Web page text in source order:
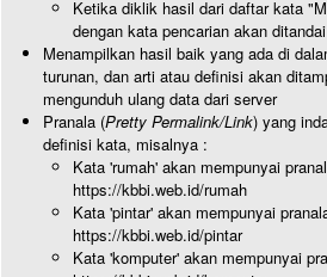
Ketika diklik hasil dari daftar kata
dengan kata pencarian akan
Menampilkan hasil baik yang ada di
turunan, dan arti atau definisi akan
mengunduh ulang data dari server
Pranala (Pretty Permalink/Link) yang
definisi kata, misalnya :
Kata 'rumah' akan mempunyai
https://kbbi.web.id/rumah
Kata 'pintar' akan mempunyai
https://kbbi.web.id/pintar
Kata 'komputer' akan mempunyai